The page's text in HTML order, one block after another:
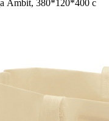
Ambit, 380*120*400 с